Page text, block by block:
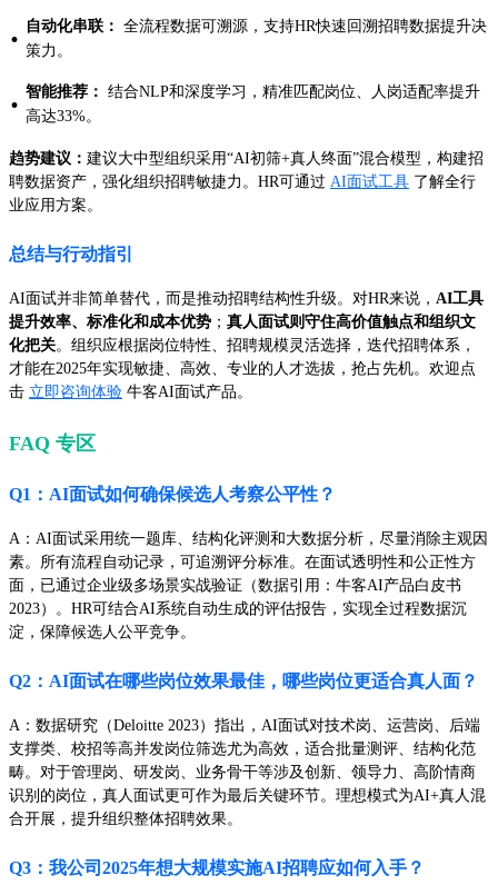
· 自动化串联： 全流程数据可溯源，支持HR快速回溯招聘数据提升决
策力。
· 智能推荐： 结合NLP和深度学习，精准匹配岗位、人岗适配率提升
高达33%。
趋势建议： 建议大中型组织采用“AI初筛+真人终面”混合模型，构建招
聘数据资产，强化组织招聘敏捷力。HR可通过 AI面试工具 了解全行
业应用方案。
总结与行动指引
AI面试并非简单替代，而是推动招聘结构性升级。对HR来说， AI工具
提升效率、标准化和成本优势 ； 真人面试则守住高价值触点和组织文
化把关。组织应根据岗位特性、招聘规模灵活选择，迭代招聘体系，
才能在2025年实现敏捷、高效、专业的人才选拔，抢占先机。欢迎点
击 立即咨询体验 牛客AI面试产品。
FAQ 专区
Q1：AI面试如何确保候选人考察公平性？
A：AI面试采用统一题库、结构化评测和大数据分析，尽量消除主观因
素。所有流程自动记录，可追溯评分标准。在面试透明性和公正性方
面，已通过企业级多场景实战验证（数据引用：牛客AI产品白皮书
2023）。HR可结合AI系统自动生成的评估报告，实现全过程数据沉
淀，保障候选人公平竞争。
Q2：AI面试在哪些岗位效果最佳，哪些岗位更适合真人面？
A：数据研究（Deloitte 2023）指出，AI面试对技术岗、运营岗、后端
支撑类、校招等高并发岗位筛选尤为高效，适合批量测评、结构化范
畴。对于管理岗、研发岗、业务骨干等涉及创新、领导力、高阶情商
识别的岗位，真人面试更可作为最后关键环节。理想模式为AI+真人混
合开展，提升组织整体招聘效果。
Q3：我公司2025年想大规模实施AI招聘应如何入手？